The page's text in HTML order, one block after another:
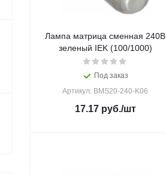
Лампа матрица сменная 240В
зеленый IEK (100/1000)
Под заказ
Артикул: BMS20-240-K06
17.17руб./шт